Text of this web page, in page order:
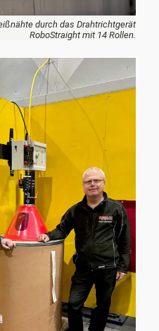
durch das Drahtrichtgerät
RoboStraight mit 14 Rollen.